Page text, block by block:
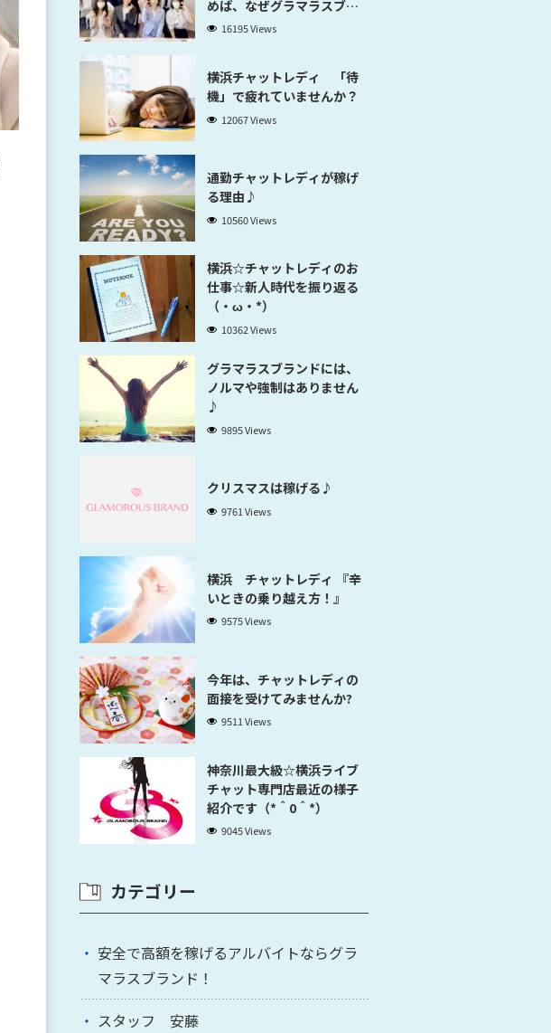
めば、なぜグラマラスブラ
ンド横浜だと稼げるのかが
16195 Views
横浜チャットレディ 「待
機」で疲れていませんか？
12067 Views
通勤チャットレディが稼げ
る理由♪
10560 Views
横浜☆チャットレディのお
仕事☆新人時代を振り返る
（・ω・*）
10362 Views
グラマラスブランドには、
ノルマや強制はありません
♪
9895 Views
クリスマスは稼げる♪
9761 Views
横浜 チャットレディ 『辛
いときの乗り越え方！』
9575 Views
今年は、チャットレディの
面接を受けてみませんか?
9511 Views
神奈川最大級☆横浜ライブ
チャット専門店最近の様子
紹介です（*＾0＾*）
9045 Views
カテゴリー
安全で高額を稼げるアルバイトならグラ
マラスブランド！
スタッフ 安藤